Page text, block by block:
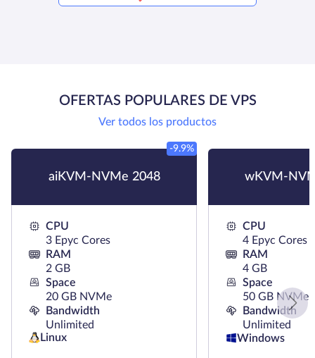
OFERTAS POPULARES DE VPS
Ver todos los productos
aiKVM-NVMe 2048
-9.9%
CPU
3 Epyc Cores
RAM
2 GB
Space
20 GB NVMe
Bandwidth
Unlimited
Linux
wKVM-
CPU
4 Epyc Cores
RAM
4 GB
Space
50 GB NVMe
Bandwidth
Unlimited
Windows